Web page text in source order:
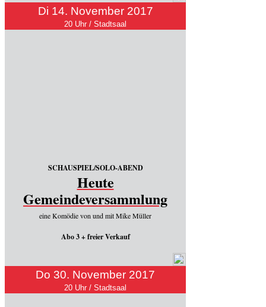
Di 14. November 2017
20 Uhr / Stadtsaal
SCHAUSPIEL/SOLO-ABEND
Heute
Gemeindeversammlung
eine Komödie von und mit Mike Müller
Abo 3 + freier Verkauf
Do 30. November 2017
20 Uhr / Stadtsaal